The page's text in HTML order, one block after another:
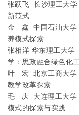
张跃飞
长沙理工大学
新范式
金
鑫 中国石油大学
养模式探索
张相洋 华东理工大学
学：思政融合绿色化
叶
宏 北京工商大学
教学改革探索
毛
庆 大连理工大学
模式的探索与实践